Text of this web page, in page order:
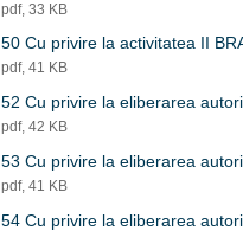
pdf, 33 KB
50 Cu privire la activitatea II
pdf, 41 KB
52 Cu privire la eliberarea
pdf, 42 KB
53 Cu privire la eliberarea
pdf, 41 KB
54 Cu privire la eliberarea